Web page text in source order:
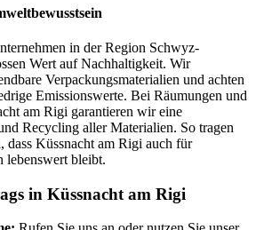
in der Region Schwyz-
Wert auf Nachhaltigkeit. Wir
Verpackungsmaterialien und achten
Emissionswerte. Bei Räumungen und
am Rigi garantieren wir eine
Recycling aller Materialien. So tragen
dass Küssnacht am Rigi auch für
lebenswert bleibt.
in Küssnacht am Rigi